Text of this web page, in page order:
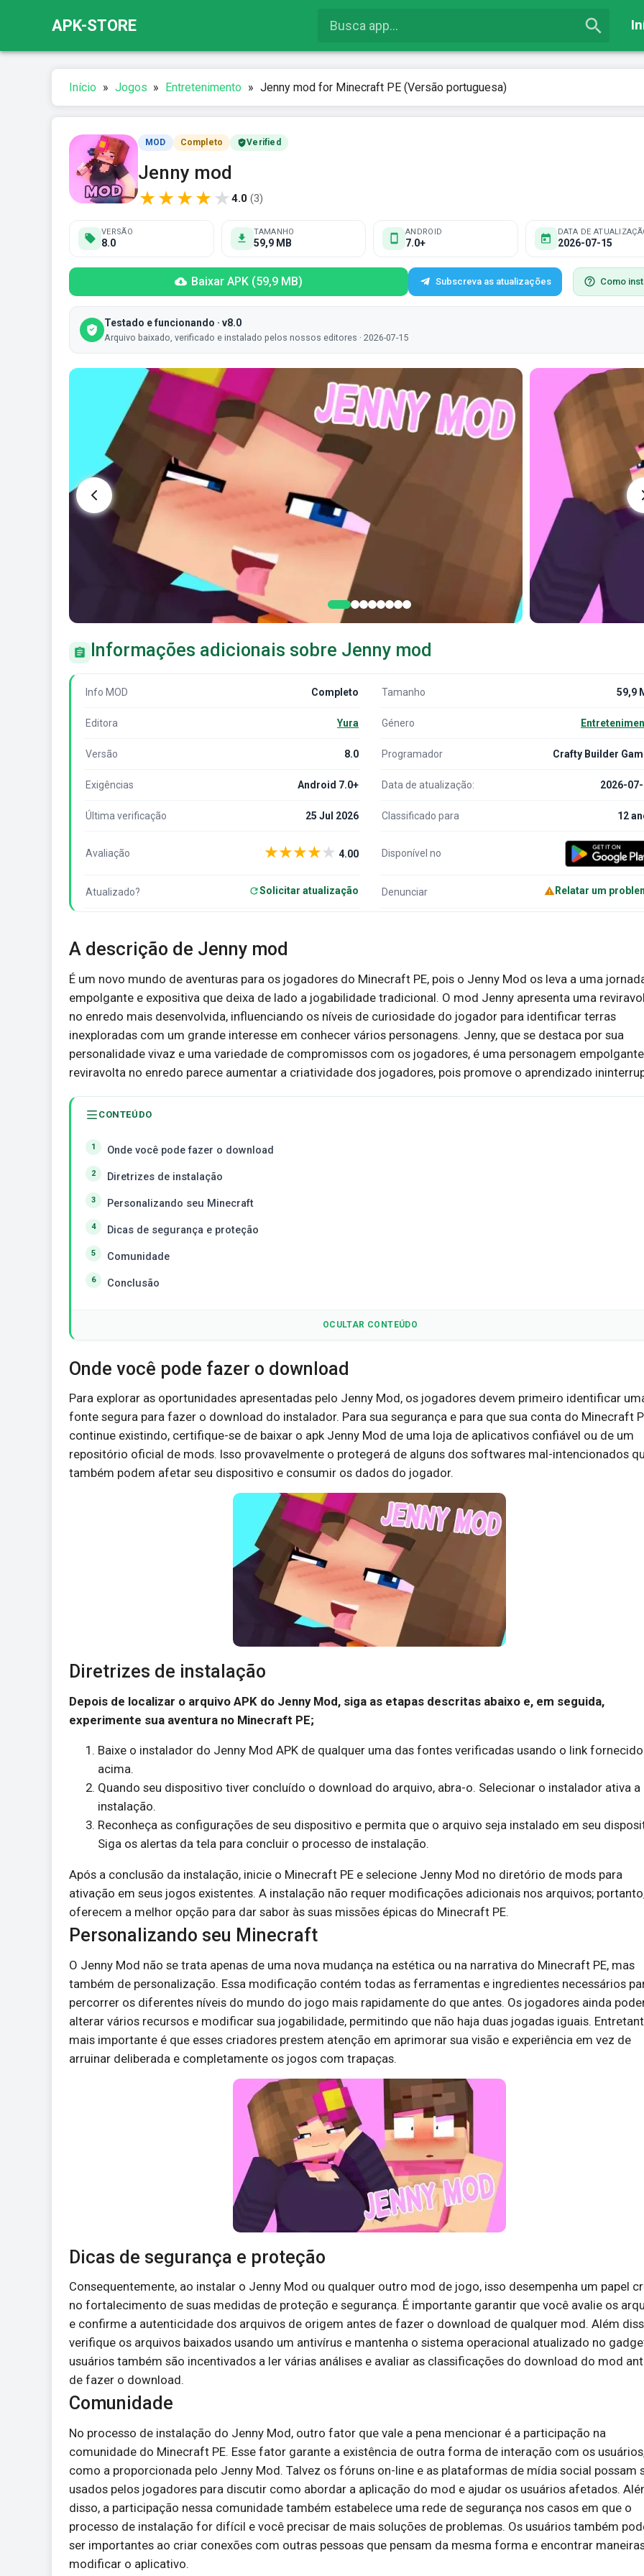
APK-STORE
Início » Jogos » Entretenimento » Jenny mod for Minecraft PE (Versão portuguesa)
MOD Completo Verified
Jenny mod
★★★★ ★4.0 (3)
VERSÃO
8.0
TAMANHO
59,9 MB
ANDROID
7.0+
DATA DE
2026-07-15
Baixar APK (59,9 MB) Subscreva as atualizações Como
Testado e funcionando · v8.0
Arquivo baixado, verificado e instalado pelos nossos editores · 2026-07-15
Informações adicionais sobre Jenny mod
Info MOD Completo Tamanho 59,9
Editora Yura Género
Versão 8.0 Programador Crafty Builder
Exigências Android 7.0+ Data de atualização: 2026-
Última verificação 25 Jul 2026 Classificado para 12
Avaliação ★★★★★ 4.00 Disponível no
Atualizado? Solicitar atualização Denunciar Relatar um
A descrição de Jenny mod
É um novo mundo de aventuras para os jogadores do Minecraft PE, pois o Jenny Mod os leva a uma
empolgante e expositiva que deixa de lado a jogabilidade tradicional. O mod Jenny apresenta uma
no enredo mais desenvolvida, influenciando os níveis de curiosidade do jogador para identificar terras
inexploradas com um grande interesse em conhecer vários personagens. Jenny, que se destaca por sua
personalidade vivaz e uma variedade de compromissos com os jogadores, é uma personagem
reviravolta no enredo parece aumentar a criatividade dos jogadores, pois promove o aprendizado
CONTEÚDO
Onde você pode fazer o download
Diretrizes de instalação
Personalizando seu Minecraft
Dicas de segurança e proteção
Comunidade
Conclusão
OCULTAR CONTEÚDO
Onde você pode fazer o download
Para explorar as oportunidades apresentadas pelo Jenny Mod, os jogadores devem primeiro identificar
fonte segura para fazer o download do instalador. Para sua segurança e para que sua conta do Minecraft
continue existindo, certifique-se de baixar o apk Jenny Mod de uma loja de aplicativos confiável ou de um
repositório oficial de mods. Isso provavelmente o protegerá de alguns dos softwares mal-intencionados
também podem afetar seu dispositivo e consumir os dados do jogador.
Diretrizes de instalação
Depois de localizar o arquivo APK do Jenny Mod, siga as etapas descritas abaixo e, em seguida,
experimente sua aventura no Minecraft PE;
Baixe o instalador do Jenny Mod APK de qualquer uma das fontes verificadas usando o link fornecido
acima.
Quando seu dispositivo tiver concluído o download do arquivo, abra-o. Selecionar o instalador ativa a
instalação.
Reconheça as configurações de seu dispositivo e permita que o arquivo seja instalado em seu
Siga os alertas da tela para concluir o processo de instalação.
Após a conclusão da instalação, inicie o Minecraft PE e selecione Jenny Mod no diretório de mods para
ativação em seus jogos existentes. A instalação não requer modificações adicionais nos arquivos;
oferecem a melhor opção para dar sabor às suas missões épicas do Minecraft PE.
Personalizando seu Minecraft
O Jenny Mod não se trata apenas de uma nova mudança na estética ou na narrativa do Minecraft PE, mas
também de personalização. Essa modificação contém todas as ferramentas e ingredientes necessários
percorrer os diferentes níveis do mundo do jogo mais rapidamente do que antes. Os jogadores ainda
alterar vários recursos e modificar sua jogabilidade, permitindo que não haja duas jogadas iguais.
mais importante é que esses criadores prestem atenção em aprimorar sua visão e experiência em vez de
arruinar deliberada e completamente os jogos com trapaças.
Dicas de segurança e proteção
Consequentemente, ao instalar o Jenny Mod ou qualquer outro mod de jogo, isso desempenha um papel
no fortalecimento de suas medidas de proteção e segurança. É importante garantir que você avalie os
e confirme a autenticidade dos arquivos de origem antes de fazer o download de qualquer mod. Além
verifique os arquivos baixados usando um antivírus e mantenha o sistema operacional atualizado no
usuários também são incentivados a ler várias análises e avaliar as classificações do download do mod
de fazer o download.
Comunidade
No processo de instalação do Jenny Mod, outro fator que vale a pena mencionar é a participação na
comunidade do Minecraft PE. Esse fator garante a existência de outra forma de interação com os
como a proporcionada pelo Jenny Mod. Talvez os fóruns on-line e as plataformas de mídia social possam
usados pelos jogadores para discutir como abordar a aplicação do mod e ajudar os usuários afetados.
disso, a participação nessa comunidade também estabelece uma rede de segurança nos casos em que o
processo de instalação for difícil e você precisar de mais soluções de problemas. Os usuários também
ser importantes ao criar conexões com outras pessoas que pensam da mesma forma e encontrar
modificar o aplicativo.